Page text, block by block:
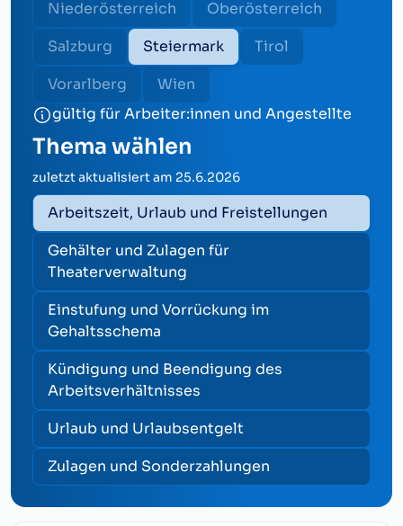
Niederösterreich
Oberösterreich
Salzburg
Steiermark
Tirol
Vorarlberg
Wien
gültig für Arbeiter:innen und Angestellte
Thema wählen
zuletzt aktualisiert am 25.6.2026
Arbeitszeit, Urlaub und Freistellungen
Gehälter und Zulagen für
Theaterverwaltung
Einstufung und Vorrückung im
Gehaltsschema
Kündigung und Beendigung des
Arbeitsverhältnisses
Urlaub und Urlaubsentgelt
Zulagen und Sonderzahlungen